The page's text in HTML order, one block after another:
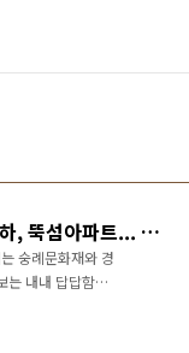
숭례문 화재, 경부운하, 뚝섬아파트... 이 모두와 연관되어 있는 이명박이라는 인물... 도대체 우리나라 대한민국은 어디로 가고 있는가? 답답, 짜증, 한탄...
숭례문화재와 경
는 내내 답답함을
라의 국보가 이리